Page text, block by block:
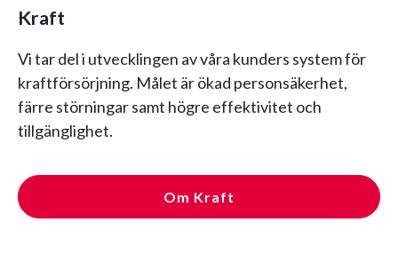
Kraft
Vi tar del i utvecklingen av våra kunders system för
kraftförsörjning. Målet är ökad personsäkerhet,
färre störningar samt högre effektivitet och
tillgänglighet.
Om Kraft